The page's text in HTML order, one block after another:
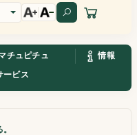
チュピチュ
情報
ービス